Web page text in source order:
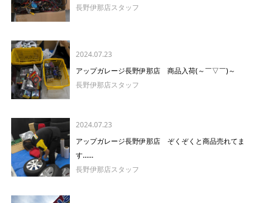
長野伊那店スタッフ
2024.07.23
アップガレージ長野伊那店 商品入荷(～￣▽￣)～
長野伊那店スタッフ
2024.07.23
アップガレージ長野伊那店 ぞくぞくと商品売れてま
す......
長野伊那店スタッフ